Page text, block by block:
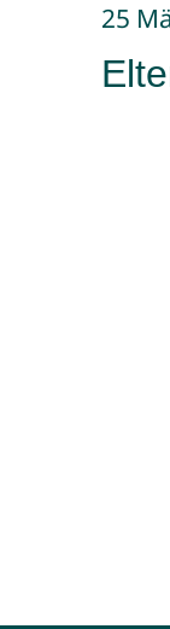
März,
2026
25